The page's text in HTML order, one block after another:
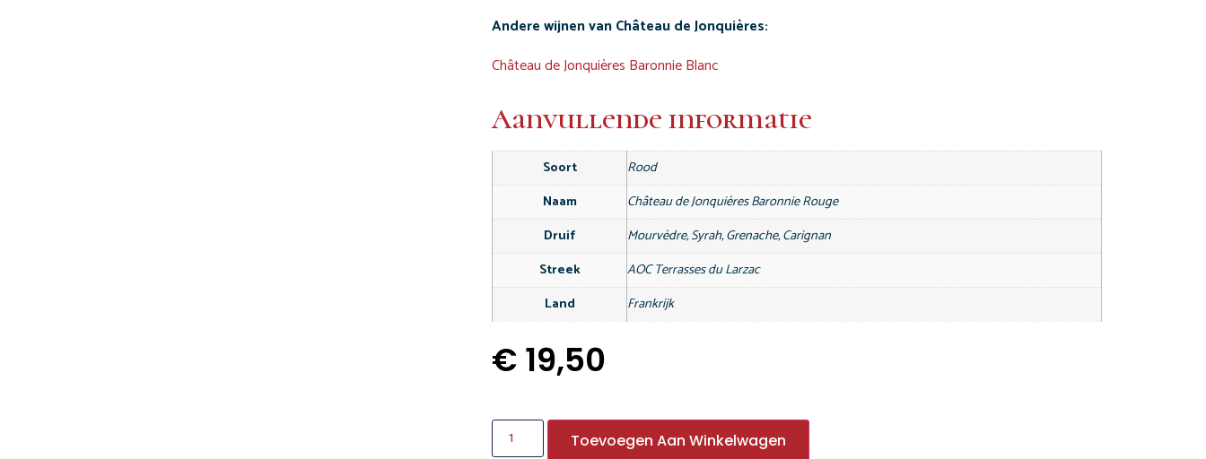
Andere wijnen van Château de Jonquières:
Château de Jonquières Baronnie Blanc
Aanvullende informatie
Soort
Rood
Naam
Château de Jonquières Baronnie Rouge
Druif
Mourvèdre, Syrah, Grenache, Carignan
Streek
AOC Terrasses du Larzac
Land
Frankrijk
€19,50
Toevoegen Aan Winkelwagen